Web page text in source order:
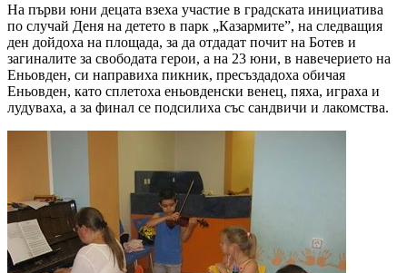
На първи юни децата взеха участие в градската инициатива
по случай Деня на детето в парк „Казармите”, на следващия
ден дойдоха на площада, за да отдадат почит на Ботев и
загиналите за свободата герои, а на 23 юни, в навечерието на
Еньовден, си направиха пикник, пресъздадоха обичая
Еньовден, като сплетоха еньовденски венец, пяха, играха и
лудуваха, а за финал се подсилиха със сандвичи и лакомства.